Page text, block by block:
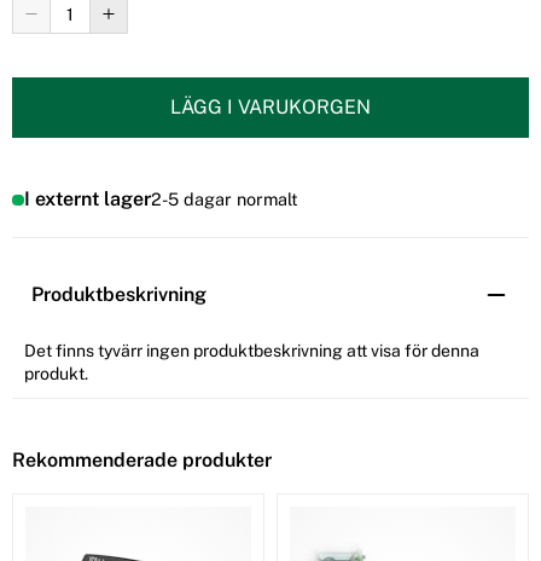
LÄGG I VARUKORGEN
I externt lager2-5 dagar normalt
Produktbeskrivning
Det finns tyvärr ingen produktbeskrivning att visa för denna
produkt.
Rekommenderade produkter